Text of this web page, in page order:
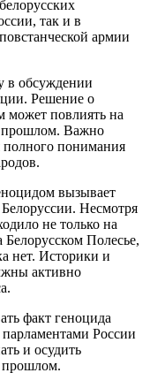
так и в
армии
в обсуждении
Решение о
может повлиять на
прошлом. Важно
полного понимания
вызывает
Несмотря
не только на
Полесье,
нет. Историки и
активно
факт геноцида
России
и осудить
прошлом.